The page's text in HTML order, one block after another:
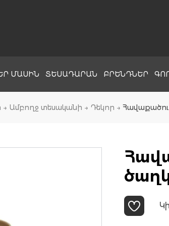
ՄԱՍԻՆ ՏԵՍԱԴԱՐԱՆ ԲՐԵՆԴՆԵՐ
→ Ամբողջ տեսականի → Դեկոր →